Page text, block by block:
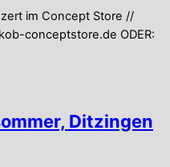
im Concept Store //
conceptstore.de ODER:
Ditzingen